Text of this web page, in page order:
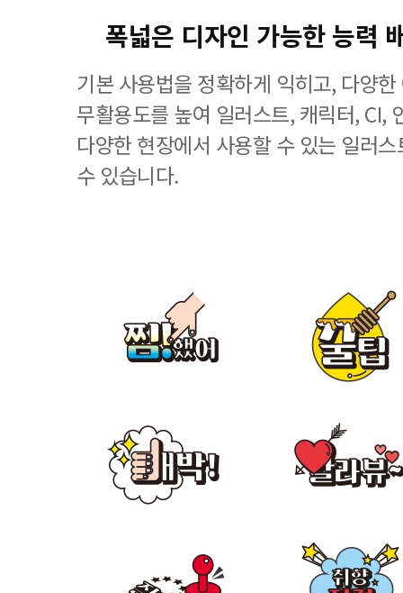
폭넓은 디자인 가능한 능력
기본 사용법을 정확하게 익히고, 다양
무활용도를 높여 일러스트, 캐릭터, CI,
다양한 현장에서 사용할 수 있는 일러
수 있습니다.